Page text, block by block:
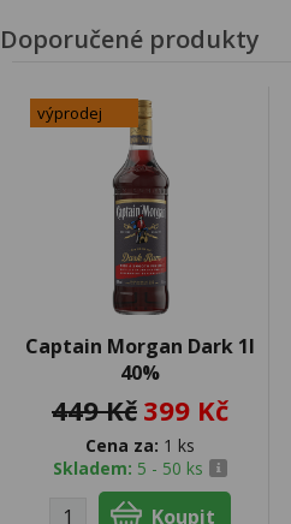
Doporučené produkty
výprodej
Captain Morgan Dark 1l
40%
449 Kč 399 Kč
Cena za: 1 ks
Skladem: 5 - 50 ks